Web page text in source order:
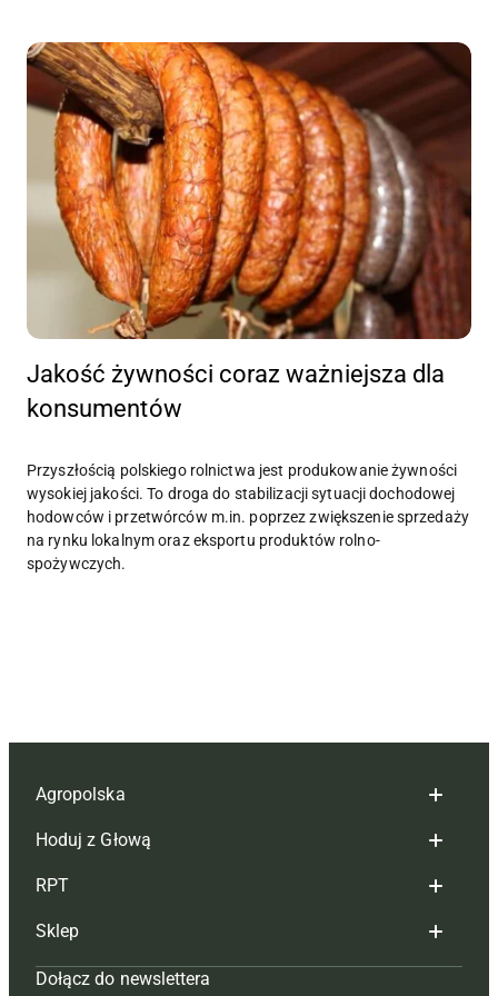
Jakość żywności coraz ważniejsza dla
konsumentów
Przyszłością polskiego rolnictwa jest produkowanie żywności
wysokiej jakości. To droga do stabilizacji sytuacji dochodowej
hodowców i przetwórców m.in. poprzez zwiększenie sprzedaży
na rynku lokalnym oraz eksportu produktów rolno-
spożywczych.
Agropolska
Redakcja
Reklama
Tagi
Mapa serwisu
Hoduj z Głową
Hoduj z głową bydło
Hoduj z głową świnie
Prenumerata
RPT
Redakcja
Prenumerata
Sklep
Czasopisma i prenumerata
Dołącz do newslettera